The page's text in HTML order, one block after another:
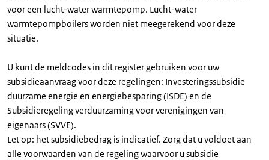
voor een lucht-water warmtepomp. Lucht-water
warmtepompboilers worden niet meegerekend voor deze
situatie.
U kunt de meldcodes in dit register gebruiken voor uw
subsidieaanvraag voor deze regelingen: Investeringssubsidie
duurzame energie en energiebesparing (ISDE) en de
Subsidieregeling verduurzaming voor verenigingen van
eigenaars (SVVE).
Let op: het subsidiebedrag is indicatief. Zorg dat u voldoet aan
alle voorwaarden van de regeling waarvoor u subsidie